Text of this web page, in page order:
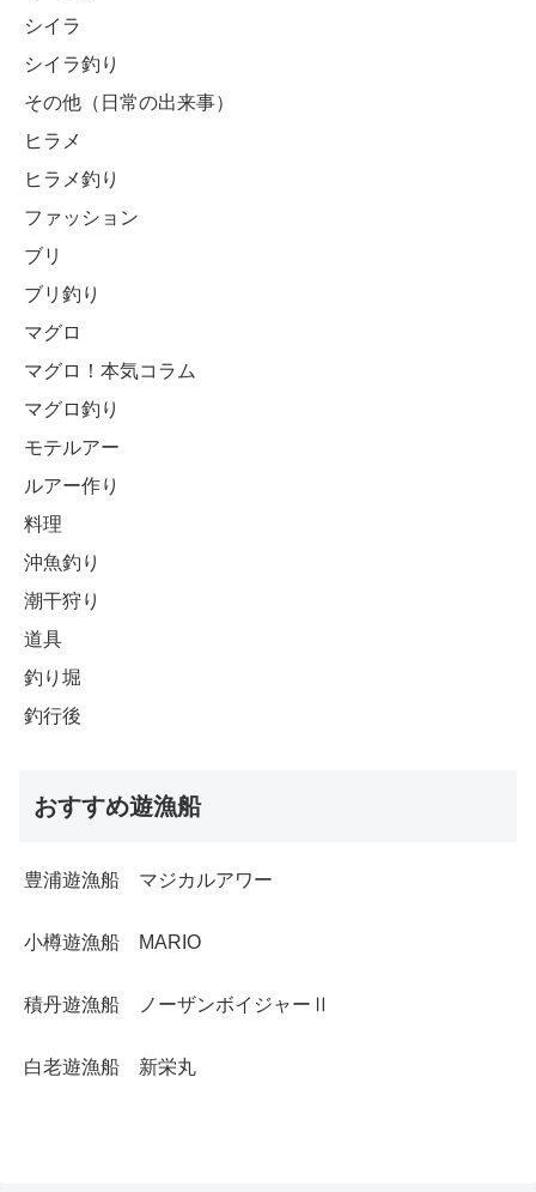
シイラ
シイラ釣り
その他（日常の出来事）
ヒラメ
ヒラメ釣り
ファッション
ブリ
ブリ釣り
マグロ
マグロ！本気コラム
マグロ釣り
モテルアー
ルアー作り
料理
沖魚釣り
潮干狩り
道具
釣り堀
釣行後
おすすめ遊漁船
豊浦遊漁船 マジカルアワー
小樽遊漁船 MARIO
積丹遊漁船 ノーザンボイジャーⅡ
白老遊漁船 新栄丸